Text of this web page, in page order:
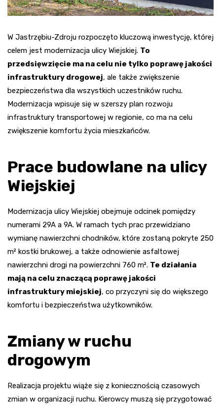
W Jastrzębiu-Zdroju rozpoczęto kluczową inwestycję, której
celem jest modernizacja ulicy Wiejskiej. To
przedsięwzięcie ma na celu nie tylko poprawę jakości
infrastruktury drogowej, ale także zwiększenie
bezpieczeństwa dla wszystkich uczestników ruchu.
Modernizacja wpisuje się w szerszy plan rozwoju
infrastruktury transportowej w regionie, co ma na celu
zwiększenie komfortu życia mieszkańców.
Prace budowlane na ulicy
Wiejskiej
Modernizacja ulicy Wiejskiej obejmuje odcinek pomiędzy
numerami 29A a 9A. W ramach tych prac przewidziano
wymianę nawierzchni chodników, które zostaną pokryte 250
m² kostki brukowej, a także odnowienie asfaltowej
nawierzchni drogi na powierzchni 760 m². Te działania
mają na celu znaczącą poprawę jakości
infrastruktury miejskiej, co przyczyni się do większego
komfortu i bezpieczeństwa użytkowników.
Zmiany w ruchu
drogowym
Realizacja projektu wiąże się z koniecznością czasowych
zmian w organizacji ruchu. Kierowcy muszą się przygotować